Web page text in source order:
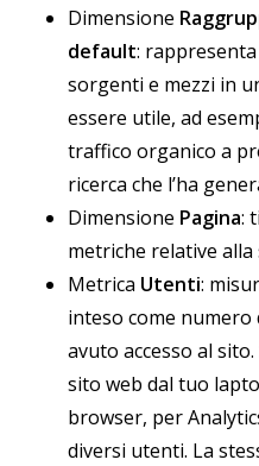
Dimensione
default:
sorgenti e mezzi in
essere utile, ad
traffico organico a
ricerca che l’ha
Dimensione Pagina:
metriche relative
Metrica Utenti:
inteso come
avuto accesso al
sito web dal tuo
browser, per
diversi utenti. La